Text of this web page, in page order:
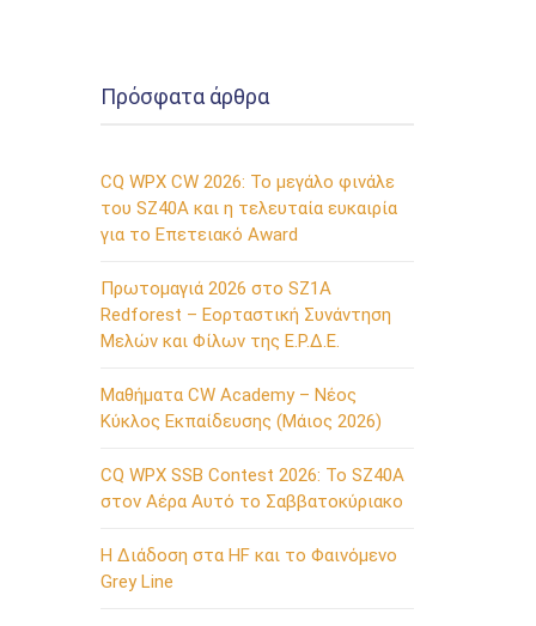
Πρόσφατα άρθρα
CQ WPX CW 2026: Το μεγάλο φινάλε
του SZ40A και η τελευταία ευκαιρία
για το Επετειακό Award
Πρωτομαγιά 2026 στο SZ1A
Redforest – Εορταστική Συνάντηση
Μελών και Φίλων της Ε.Ρ.Δ.Ε.
Μαθήματα CW Academy – Νέος
Κύκλος Εκπαίδευσης (Μάιος 2026)
CQ WPX SSB Contest 2026: Το SZ40A
στον Αέρα Αυτό το Σαββατοκύριακο
Η Διάδοση στα HF και το Φαινόμενο
Grey Line